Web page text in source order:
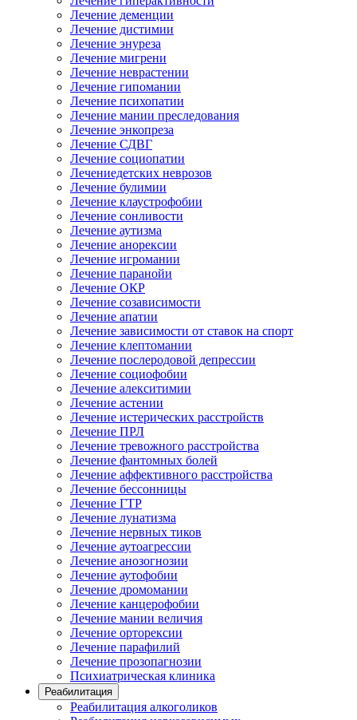
Лечение деменции
Лечение дистимии
Лечение энуреза
Лечение мигрени
Лечение неврастении
Лечение гипомании
Лечение психопатии
Лечение мании преследования
Лечение энкопреза
Лечение СДВГ
Лечение социопатии
Лечениедетских неврозов
Лечение булимии
Лечение клаустрофобии
Лечение сонливости
Лечение аутизма
Лечение анорексии
Лечение игромании
Лечение паранойи
Лечение ОКР
Лечение созависимости
Лечение апатии
Лечение зависимости от ставок на спорт
Лечение клептомании
Лечение послеродовой депрессии
Лечение социофобии
Лечение алекситимии
Лечение астении
Лечение истерических расстройств
Лечение ПРЛ
Лечение тревожного расстройства
Лечение фантомных болей
Лечение аффективного расстройства
Лечение бессонницы
Лечение ГТР
Лечение лунатизма
Лечение нервных тиков
Лечение аутоагрессии
Лечение анозогнозии
Лечение аутофобии
Лечение дромомании
Лечение канцерофобии
Лечение мании величия
Лечение орторексии
Лечение парафилий
Лечение прозопагнозии
Психиатрическая клиника
Реабилитация
Реабилитация алкоголиков